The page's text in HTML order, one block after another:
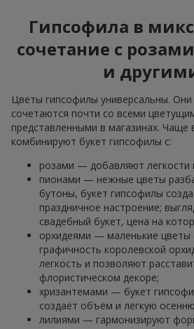
Гипсофила в
сочетание с
и
Цветы гипсофилы универсальны. Они
сочетаются почти со всеми
представленными в магазинах. Чаще
комбинируют букет гипсофилы с:
розами — добавляют легкости
пионами — нежные цветы
бутоны, букет гипсофилы
праздничное настроение;
свадебный букет, цена на
орхидеями — маленькие цветы
графичность королевской
легкость и позволяют
флористическом декоре;
хризантемами — букет
создаёт объём и лёгкую
лилиями — гармонизируют